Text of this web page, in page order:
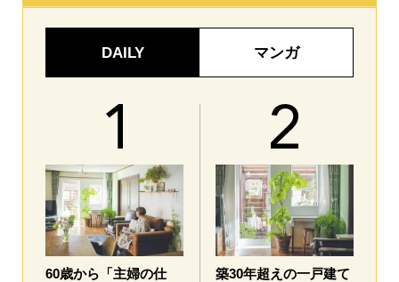
DAILY マンガ
60歳から「主婦の仕
築30年超えの一戸建て